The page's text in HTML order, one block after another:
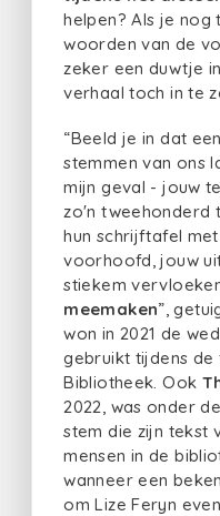
helpen? Als je nog
woorden van de
zeker een duwtje
verhaal toch in te
“Beeld je in dat
stemmen van ons
mijn geval - jouw
zo'n tweehonderd
hun schrijftafel
voorhoofd, jouw
stiekem
meemaken”,
won in 2021 de
gebruikt tijdens de
Bibliotheek. Ook
2022, was onder
stem die zijn tekst
mensen in de
wanneer een
om Lize Feryn